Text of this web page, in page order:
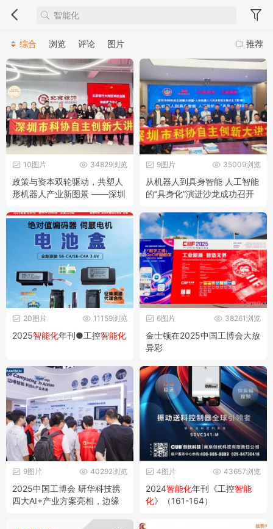
推荐
综合 浏览 评论 图片
34829浏览
10图片
政策与资本双轮驱动，共塑人
形机器人产业新图景 ——深圳
沙龙成功举办
35009浏览
9图片
从机器人到具身智能 人工智能
的“具身化”演进沙龙成功召开
堂-人形机器人与具身智能发展
沙龙（第1期）
11159浏览
20图片
2025智能化年刊●工控智能化
38261浏览
6图片
金士顿在2025中国工博会大放
异彩
40292浏览
9图片
2025中国工博会 研华科技携
四大AI+产业方案亮相，边缘
43657浏览
4图片
2024智能化年刊《工控智能
化》（161-164）